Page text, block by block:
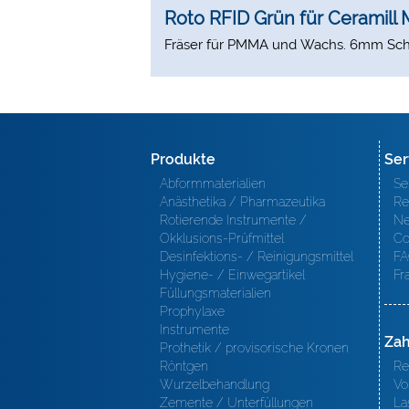
Roto RFID Grün für Ceramill
Fräser für PMMA und Wachs. 6mm
Produkte
Abformmaterialien
Anästhetika / Pharmazeutika
Rotierende Instrumente /
Okklusions-Prüfmittel
Desinfektions- / Reinigungsmittel
Hygiene- / Einwegartikel
Füllungsmaterialien
Prophylaxe
Instrumente
Prothetik / provisorische Kronen
Röntgen
Wurzelbehandlung
Zemente / Unterfüllungen